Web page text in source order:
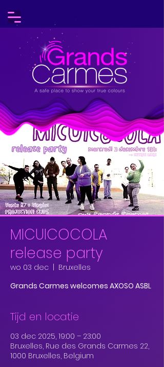
MICUICOCOLA
release party
wo 03 dec
Bruxelles
Grands Carmes welcomes AXOSO ASBL
Tijd en locatie
03 dec 2025, 19:00 – 23:00
Bruxelles, Rue des Grands Carmes 22,
1000 Bruxelles, Belgium